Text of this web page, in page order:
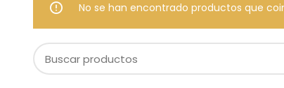
No se han encontrado productos que